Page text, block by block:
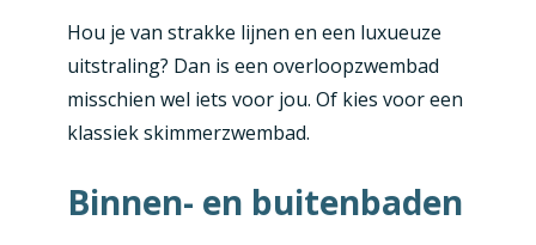
Hou je van strakke lijnen en een luxueuze
uitstraling? Dan is een overloopzwembad
misschien wel iets voor jou. Of kies voor een
klassiek skimmerzwembad.
Binnen- en buitenbaden